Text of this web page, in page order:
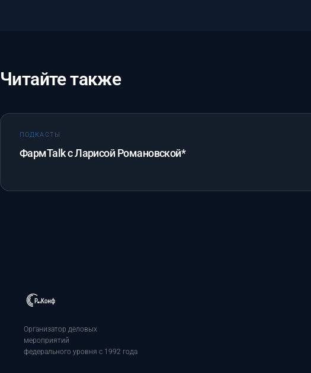
Читайте также
ПОДКАСТЫ
ФармTalk с Ларисой Романовской*
Организатор деловых
мероприятий
федерального уровня с 1992 года